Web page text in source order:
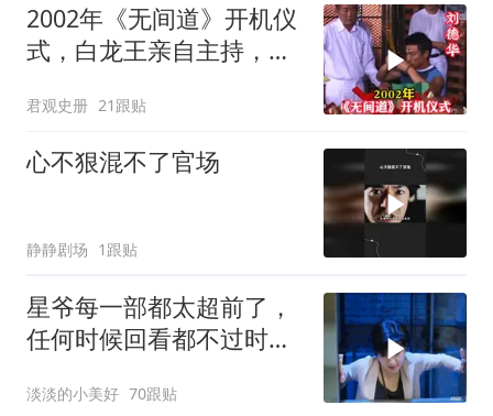
2002年《无间道》开机仪
式，白龙王亲自主持，预
君观史册 21跟贴
心不狠混不了官场
静静剧场 1跟贴
星爷每一部都太超前了，
任何时候回看都不过时，
淡淡的小美好 70跟贴